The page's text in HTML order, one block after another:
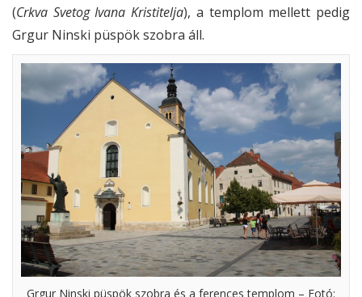
(Crkva Svetog Ivana Kristitelja), a templom mellett pedig
Grgur Ninski püspök szobra áll.
Grgur Ninski püspök szobra és a ferences templom – Fotó: